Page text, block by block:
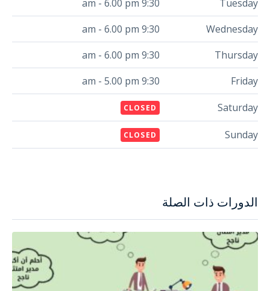
الدورات ذات الصلة
Tuesday
9:30 am - 6.00 pm
Wednesday
9:30 am - 6.00 pm
Thursday
9:30 am - 6.00 pm
Friday
9:30 am - 5.00 pm
Saturday
CLOSED
Sunday
CLOSED